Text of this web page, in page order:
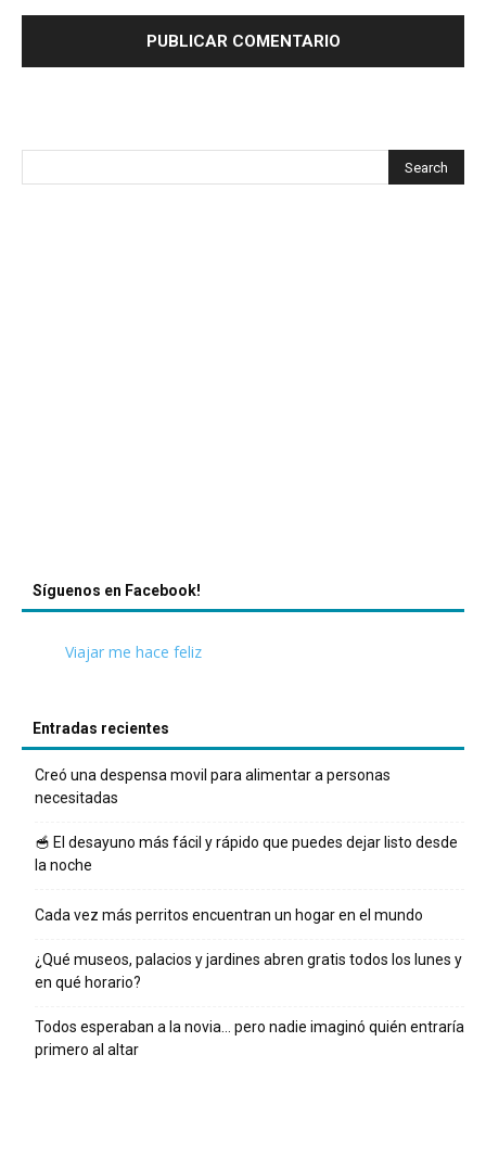
Síguenos en Facebook!
Viajar me hace feliz
Entradas recientes
Creó una despensa movil para alimentar a personas
necesitadas
🥣 El desayuno más fácil y rápido que puedes dejar listo desde
la noche
Cada vez más perritos encuentran un hogar en el mundo
¿Qué museos, palacios y jardines abren gratis todos los lunes y
en qué horario?
Todos esperaban a la novia… pero nadie imaginó quién entraría
primero al altar